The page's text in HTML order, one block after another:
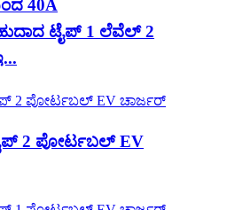
40A
ಟೈಪ್ 1 ಲೆವೆಲ್ 2
2 ಪೋರ್ಟಬಲ್ EV